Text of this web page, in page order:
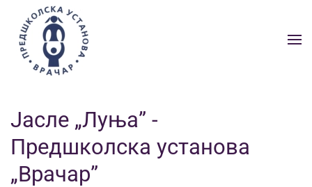
Skip to main content
Јасле „Луња” -
Предшколска установа
„Врачар”